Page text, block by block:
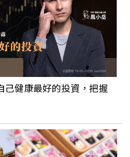
己健康最好的投資，把握